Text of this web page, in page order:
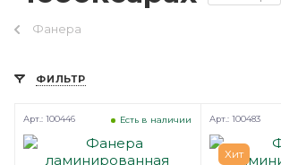
Фанера
ФИЛЬТР
Есть в наличии
Арт.: 100446
Хит
Арт.: 100483